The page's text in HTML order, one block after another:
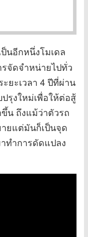
ป็นอีกหนึ่งโมเดล
จัดจำหน่ายไปทั่ว
ยะเวลา 4 ปีที่ผ่าน
รุงใหม่เพื่อให้ต่อสู้
น ถึงแม้ว่าตัวรถ
ยแต่มันก็เป็นจุด
ทำการดัดแปลง